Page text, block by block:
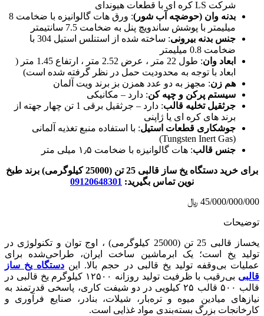
شرکت LS کره ای با قطعات هیوندای
بدنه وان (حوضچه آب شور)
: ورق هات گالوانیزه با ضخامت 8
میلیمتر با پوشش ساندویچ پنل به ضخامت 7.5 سانتیمتر
جنس بدنه بیرونی
: ساخته شده از استنلس استیل 304 با
ضخامت 0.8 میلیمتر
ابعاد وان
: طول 22 متر ، عرض 2.52 متر ، ارتفاع 1.45 متر (
ابعاد با توجه به محدودیت حمل در نظر گرفته شده است)
هم زن: مجهز به دو عدد همزن بز برند ویت آلمان
سیستم پرکن و چپه کن: دارد – مکانیکی
جرثقیل تخلیه قالب
: دارد – جرثقیل برقی 1 تن چهار جهته از
برند های کره ای یا ژاپنی
جوشکاری قطعات استیل: با استفاده منبع تغذیه آلمانی
(Tungsten Inert Gas)
جنس قالب: هات گالوانیزه با ضخامت ۱٫۵ میلی متر
برای خرید دستگاه یخ ساز قالبی 25 تن (25000 کیلوگرمی) برند طبخ
نوین تماس بگیرید: 09120648301
45/000/000/000 ﷼
توضیحات
یخساز قالبی 25 تن (25000 کیلوگرمی) ، اوج توان و تکنولوژی در
تولید یخ است؛ یک ابرماشین ساخت ایران، طراحی‌شده برای
عملیات بی‌وقفه تولید یخ قالبی در حجم بالا. این دستگاه یخ ساز
قالبی
بی‌رقیب با ظرفیت تولید روزانه ۱۲۵۰۰ کیلوگرم یخ قالبی در
قالب ۵۰۰ قالب ۲۵ کیلویی در دو شیفت کاری، پاسخی قدرتمند به
نیازهای میادین میوه و تره‌بار، شیلات، بنادر، صنایع فرآوری و
کارخانجات بزرگ بسته‌بندی مواد غذایی است.